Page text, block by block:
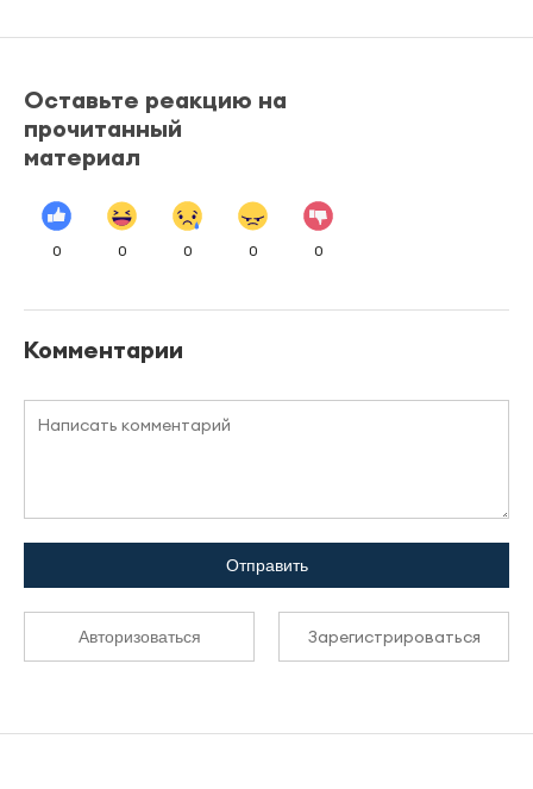
Оставьте реакцию на
прочитанный
материал
0 0 0 0 0
Комментарии
Отправить
Авторизоваться Зарегистрироваться